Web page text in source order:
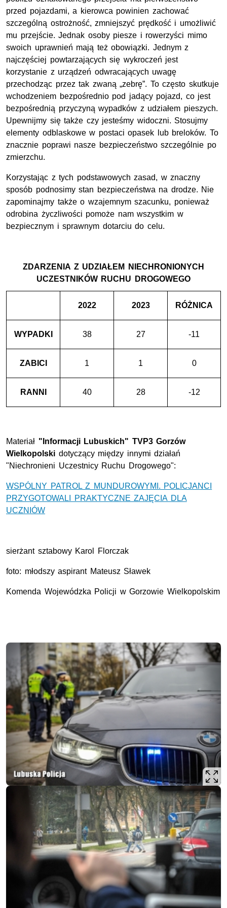
przed pojazdami, a kierowca powinien zachować
szczególną ostrożność, zmniejszyć prędkość i umożliwić
mu przejście. Jednak osoby piesze i rowerzyści mimo
swoich uprawnień mają też obowiązki. Jednym z
najczęściej powtarzających się wykroczeń jest
korzystanie z urządzeń odwracających uwagę
przechodząc przez tak zwaną „zebrę”. To często skutkuje
wchodzeniem bezpośrednio pod jadący pojazd, co jest
bezpośrednią przyczyną wypadków z udziałem pieszych.
Upewnijmy się także czy jesteśmy widoczni. Stosujmy
elementy odblaskowe w postaci opasek lub breloków. To
znacznie poprawi nasze bezpieczeństwo szczególnie po
zmierzchu.
Korzystając z tych podstawowych zasad, w znaczny
sposób podnosimy stan bezpieczeństwa na drodze. Nie
zapominajmy także o wzajemnym szacunku, ponieważ
odrobina życzliwości pomoże nam wszystkim w
bezpiecznym i sprawnym dotarciu do celu.
ZDARZENIA Z UDZIAŁEM NIECHRONIONYCH
UCZESTNIKÓW RUCHU DROGOWEGO
2022 2023 RÓŻNICA
WYPADKI 38 27 -11
ZABICI 1 1 0
RANNI 40 28 -12
Materiał "Informacji Lubuskich" TVP3 Gorzów
Wielkopolski dotyczący między innymi działań
"Niechronieni Uczestnicy Ruchu Drogowego":
WSPÓLNY PATROL Z MUNDUROWYMI. POLICJANCI
PRZYGOTOWALI PRAKTYCZNE ZAJĘCIA DLA
UCZNIÓW
sierżant sztabowy Karol Florczak
foto: młodszy aspirant Mateusz Sławek
Komenda Wojewódzka Policji w Gorzowie Wielkopolskim